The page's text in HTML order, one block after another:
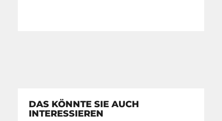
DAS KÖNNTE SIE AUCH
INTERESSIEREN